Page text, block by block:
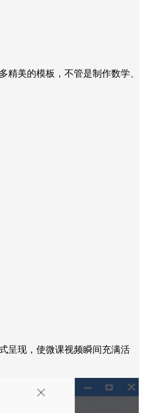
美的模板，不管是制作数学、
呈现，使微课视频瞬间充满活